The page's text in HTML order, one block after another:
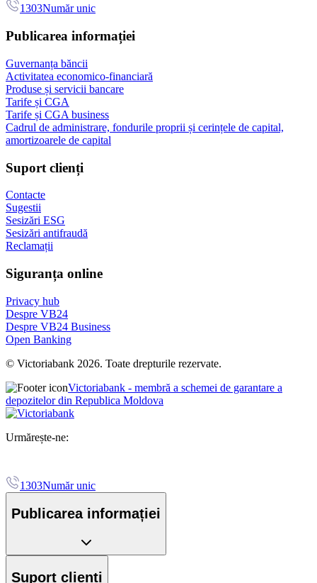
1303Număr unic
Publicarea informației
Guvernanța băncii
Activitatea economico-financiară
Produse și servicii bancare
Tarife și CGA
Tarife și CGA business
Cadrul de administrare, fondurile proprii și cerințele de capital,
amortizoarele de capital
Suport clienți
Contacte
Sugestii
Sesizări ESG
Sesizări antifraudă
Reclamații
Siguranța online
Privacy hub
Despre VB24
Despre VB24 Business
Open Banking
© Victoriabank 2026. Toate drepturile rezervate.
Victoriabank - membră a schemei de garantare a
depozitelor din Republica Moldova
Urmărește-ne:
1303Număr unic
Publicarea informației
Suport clienți